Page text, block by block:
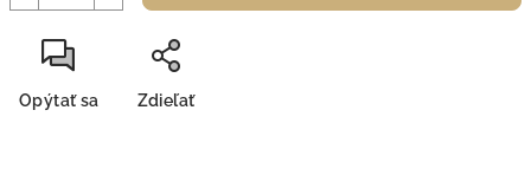
Opýtať sa Zdieľať